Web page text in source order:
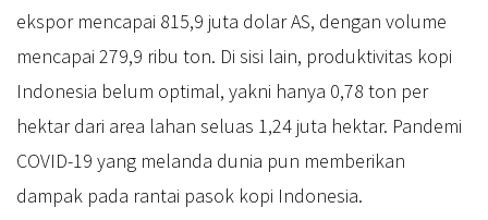
ekspor mencapai 815,9 juta dolar AS, dengan volume
mencapai 279,9 ribu ton. Di sisi lain, produktivitas kopi
Indonesia belum optimal, yakni hanya 0,78 ton per
hektar dari area lahan seluas 1,24 juta hektar. Pandemi
COVID-19 yang melanda dunia pun memberikan
dampak pada rantai pasok kopi Indonesia.